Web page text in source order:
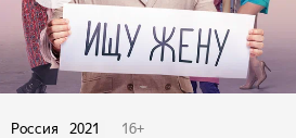
Россия 2021 16+